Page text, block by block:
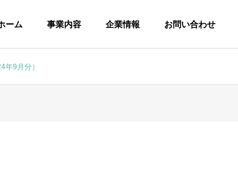
ーム 事業内容 企業情報 お問い合わせ
年9月分）